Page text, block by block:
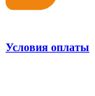
Условия оплаты